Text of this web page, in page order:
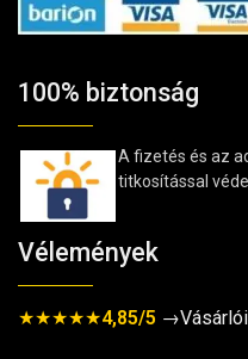
100% biztonság
A fizetés és az
titkosítással
Vélemények
★★★★★4,85/5